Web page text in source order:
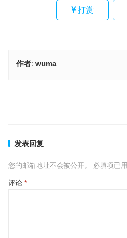
打赏
作者: wuma
发表回复
您的邮箱地址不会被公开。 必填项已用
评论 *